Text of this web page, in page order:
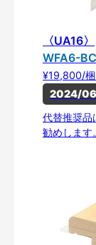
〈UA16〉
WFA6-
¥19,800/梱
2024/06/
代替推奨
勧めします。